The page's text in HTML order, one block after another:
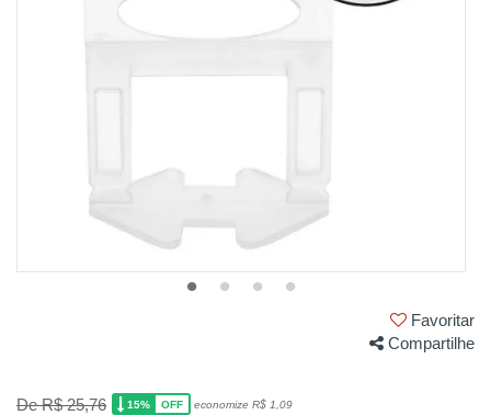
Favoritar
Compartilhe
De R$ 25,76 15% OFF economize R$ 1,09